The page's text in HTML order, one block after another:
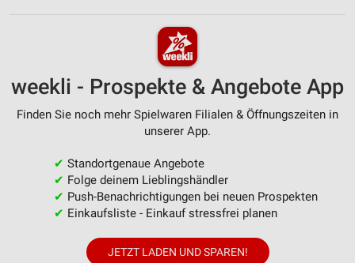
weekli - Prospekte & Angebote App
Finden Sie noch mehr Spielwaren Filialen & Öffnungszeiten in
unserer App.
✔ Standortgenaue Angebote
✔ Folge deinem Lieblingshändler
✔ Push-Benachrichtigungen bei neuen Prospekten
✔ Einkaufsliste - Einkauf stressfrei planen
JETZT LADEN UND SPAREN!